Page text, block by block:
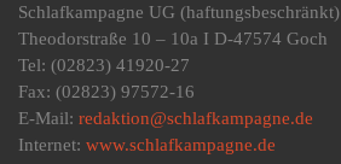
Schlafkampagne UG (haftungsbeschränkt)
Theodorstraße 10 – 10a I D-47574 Goch
Tel: (02823) 41920-27
Fax: (02823) 97572-16
E-Mail: redaktion@schlafkampagne.de
Internet: www.schlafkampagne.de